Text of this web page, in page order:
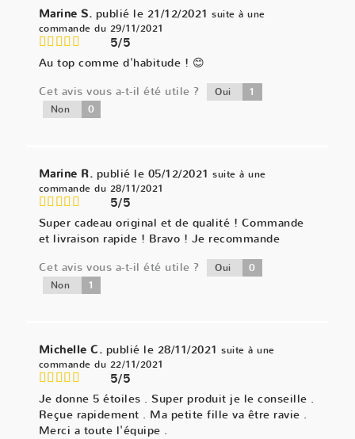
Marine S. publié le 21/12/2021 suite à une
commande du 29/11/2021
5/5
Au top comme d'habitude ! 😊
Cet avis vous a-t-il été utile ?
Oui 1
Non 0
Marine R. publié le 05/12/2021 suite à une
commande du 28/11/2021
5/5
Super cadeau original et de qualité ! Commande
et livraison rapide ! Bravo ! Je recommande
Cet avis vous a-t-il été utile ?
Oui 0
Non 1
Michelle C. publié le 28/11/2021 suite à une
commande du 22/11/2021
5/5
Je donne 5 étoiles . Super produit je le conseille .
Reçue rapidement . Ma petite fille va être ravie .
Merci a toute l'équipe .